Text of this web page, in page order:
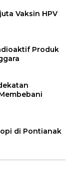
Vaksin HPV
Produk
di Pontianak